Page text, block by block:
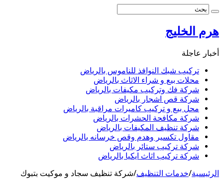
هرم الخليج
أخبار عاجلة
تركيب شبك النوافذ للناموس بالرياض
محلات بيع و شراء الاثاث بالرياض
شركة فك وتركيب مكيفات بالرياض
شركة قص اشجار بالرياض
محل بيع و تركيب كاميرات مراقبة بالرياض
شركة مكافحة الحشرات بالرياض
شركة تنظيف المكيفات بالرياض
مقاول تكسير وهدم وقص خرسانه بالرياض
شركة تركيب ستائر بالرياض
شركة تركيب اثاث ايكيا بالرياض
الرئيسية/خدمات التنظيف/شركة تنظيف سجاد و موكيت بتبوك